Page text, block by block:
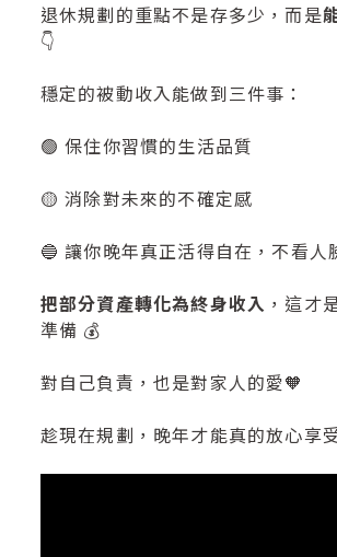
退休規劃的重點不是存多少，而是
👇
穩定的被動收入能做到三件事：
🟢 保住你習慣的生活品質
🟡 消除對未來的不確定感
🔵 讓你晚年真正活得自在，不看人
把部分資產轉化為終身收入 ，這才
準備 💰
對自己負責，也是對家人的愛🧡
趁現在規劃，晚年才能真的放心享